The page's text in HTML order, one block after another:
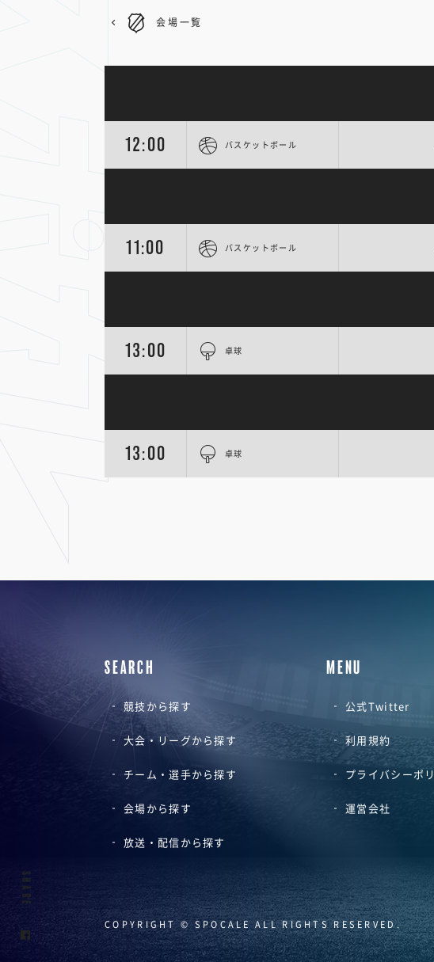
会場一覧
12:00 バスケットボール
11:00 バスケットボール
13:00 卓球
13:00 卓球
SEARCH
競技から探す
大会・リーグから探す
チーム・選手から探す
会場から探す
放送・配信から探す
MENU
公式Twitter
利用規約
プライバシーポ
運営会社
COPYRIGHT © SPOCALE ALL RIGHTS RESERVED.
SHARE